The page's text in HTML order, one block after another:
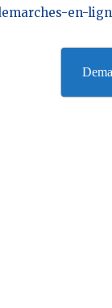
en-